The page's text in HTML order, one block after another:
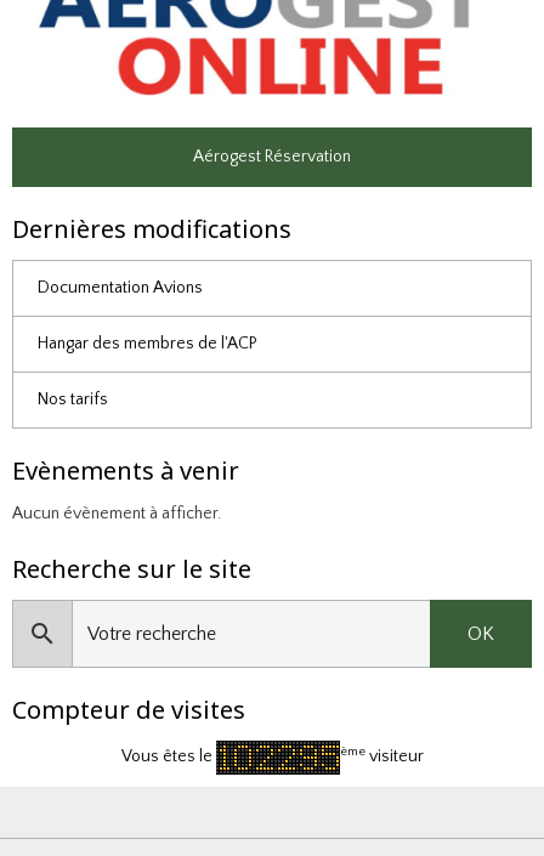
Aérogest Réservation
Dernières modifications
Documentation Avions
Hangar des membres de l'ACP
Nos tarifs
Evènements à venir
Aucun évènement à afficher.
Recherche sur le site
OK
Compteur de visites
Vous êtes le èmevisiteur